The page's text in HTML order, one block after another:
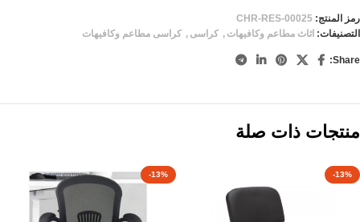
رمز المنتج: CHR-RES-00025
التصنيفات: اثاث مطاعم وكافيهات , كراسى , كراسى مطاعم وكافيهات
Share:
منتجات ذات صلة
-13%
-13%